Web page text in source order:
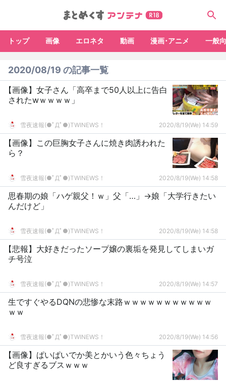
トップ 画像 エロネタ 動画 漫画･アニメ 一般
2020/08/19 の記事一覧
【画像】女子さん「高卒まで50人以上に告白
されたwｗｗｗｗ」
雪夜速報(●ﾟДﾟ●)TWINEWS！ 2020/8/19(We) 14:59
【画像】この巨胸女子さんに焼き肉誘われた
ら？
雪夜速報(●ﾟДﾟ●)TWINEWS！ 2020/8/19(We) 14:58
思春期の娘「ハゲ親父！ｗ」父「…」→娘「大学行きたい
んだけど」
雪夜速報(●ﾟДﾟ●)TWINEWS！ 2020/8/19(We) 14:58
【悲報】大好きだったソープ嬢の裏垢を発見してしまいガ
チ号泣
雪夜速報(●ﾟДﾟ●)TWINEWS！ 2020/8/19(We) 14:57
生ですぐやるDQNの悲惨な末路ｗｗｗｗｗｗｗｗｗｗｗ
ｗｗ
雪夜速報(●ﾟДﾟ●)TWINEWS！ 2020/8/19(We) 14:56
【画像】ぱいぱいでか美とかいう色々ちょう
ど良すぎるブスｗｗｗ